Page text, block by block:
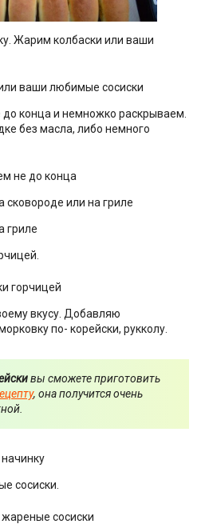
Жарим колбаски или ваши
конца и немножко раскрываем.
без масла, либо немного
вкусу. Добавляю
по- корейски, рукколу.
вы сможете приготовить
, она получится очень
сосиски.